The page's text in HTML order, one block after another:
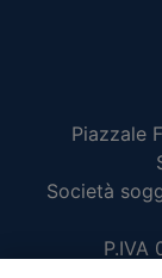
Piazzale
Società
P.IVA